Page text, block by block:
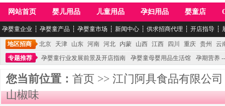
网站首页 婴儿用品 儿童用品 孕妇用品 婴童店
孕婴童企业 ┆ 孕婴童产品 ┆ 孕婴童市场 ┆ 新闻中心 ┆ 供求招商代理 ┆ 开店指导 ┆
地区招商 北京 天津 山东 河南 河北 内蒙 山西 江西 四川 重庆 贵州
云
专题推荐
孕婴童行业发展前景及开店指南 孕婴童母婴用品生活馆 孕期营养
您当前位置： 首页 >> 江门阿具食品有限公司
山椒味